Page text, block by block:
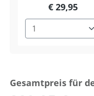
€ 29,95
Gesamtpreis für